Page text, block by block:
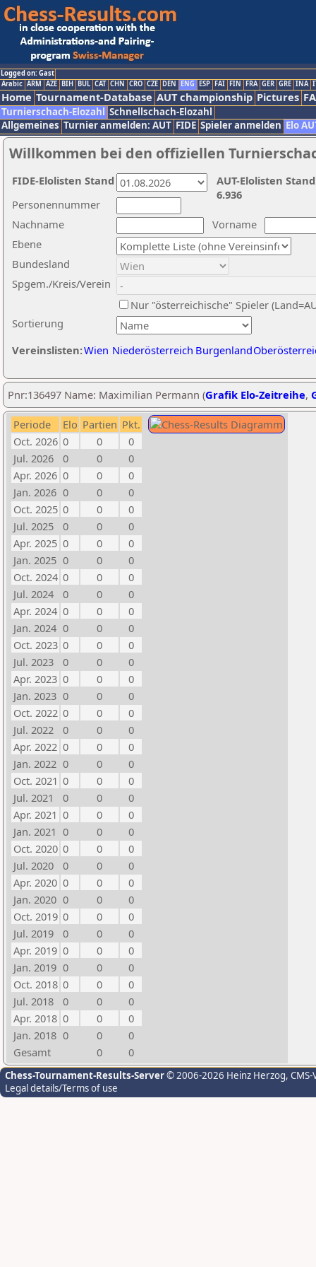
Logged on: Gast
Arabic ARM AZE BIH BUL CAT CHN CRO CZE DEN ENG ESP FAI FIN FRA GER GRE INA
Home Tournament-Database AUT championship Pictures
Turnierschach-Elozahl Schnellschach-Elozahl
Allgemeines Turnier anmelden: AUT FIDE Spieler anmelden Elo
Willkommen bei den offiziellen
Nachname
Vorname
Ebene
Sortierung
Personennummer
Bundesland
Spgem./Kreis/Verein
Nur "österreichische" Spieler
Vereinslisten:Wien Niederösterreich Burgenland
AUT-Elolisten
6.936
FIDE-Elolisten Stand
Pnr:136497 Name: Maximilian Permann (Grafik Elo-Zeitreihe,
Periode Elo Partien Pkt.
Oct. 2026 0 0
0
Jul. 2026
0 0
0
Apr. 2026 0 0
0
Jan. 2026 0 0
0
Oct. 2025 0 0
0
Jul. 2025
0 0
0
Apr. 2025 0 0
0
Jan. 2025 0 0
0
Oct. 2024 0 0
0
Jul. 2024
0 0
0
Apr. 2024 0 0
0
Jan. 2024 0 0
0
Oct. 2023 0 0
0
Jul. 2023
0 0
0
Apr. 2023 0 0
0
Jan. 2023 0 0
0
Oct. 2022 0 0
0
Jul. 2022
0 0
0
Apr. 2022 0 0
0
Jan. 2022 0 0
0
Oct. 2021 0 0
0
Jul. 2021
0 0
0
Apr. 2021 0 0
0
Jan. 2021 0 0
0
Oct. 2020 0 0
0
Jul. 2020
0 0
0
Apr. 2020 0 0
0
Jan. 2020 0 0
0
Oct. 2019 0 0
0
Jul. 2019
0 0
0
Apr. 2019 0 0
0
Jan. 2019 0 0
0
Oct. 2018 0 0
0
Jul. 2018
0 0
0
Apr. 2018 0 0
0
Jan. 2018 0 0
0
Gesamt
0 0
Chess-Tournament-Results-Server© 2006-2026 Heinz Herzog,
Legal details/Terms of use